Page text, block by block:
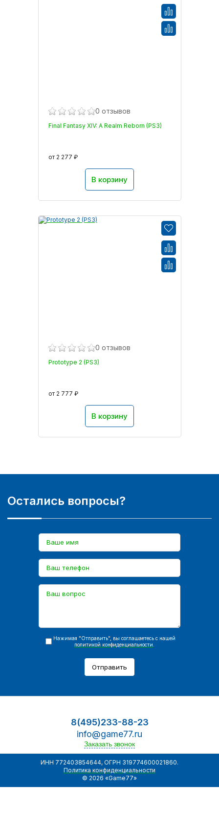
0 отзывов
Final Fantasy XIV: A Realm Reborn (PS3)
от 2 277 ₽
В корзину
0 отзывов
Prototype 2 (PS3)
от 2 777 ₽
В корзину
Остались вопросы?
Нажимая "Отправить", вы соглашаетесь с нашей
политикой конфиденциальности
Отправить
8(495)233-88-23
info@game77.ru
Заказать звонок
ИНН 772403854644, ОГРН 319774600021860.
Политика конфиденциальности
© 2026 «Game77»